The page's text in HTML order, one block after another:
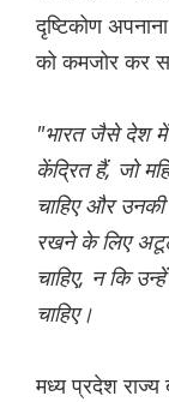
दृष्टिकोण
को कमजोर कर
"भारत जैसे देश में
केंद्रित हैं, जो
चाहिए और
रखने के लिए
चाहिए, न कि
चाहिए।
मध्य प्रदेश राज्य